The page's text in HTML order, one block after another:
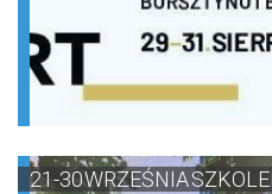
21-30 WRZEŚNIA